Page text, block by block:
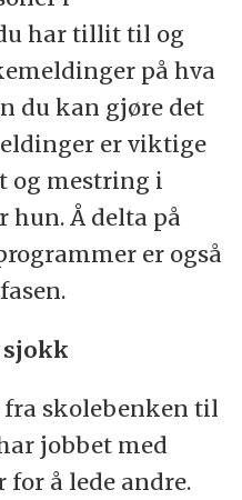
har tillit til og
på hva
du kan gjøre det
er viktige
og mestring i
hun. Å delta på
er også
skolebenken til
jobbet med
for å lede andre.